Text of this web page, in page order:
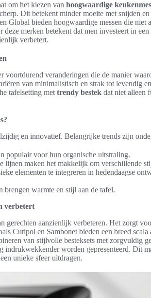
om het kiezen van hoogwaardige
Dit betekent minder moeite met snijden
Global bieden hoogwaardige messen die niet
merken betekent dat men investeert in
verbetert.
voortdurend veranderingen die de manier
van minimalistisch en strak tot levendig
tafelsetting met trendy bestek dat niet alleen
en innovatief. Belangrijke trends zijn
populair voor hun organische uitstraling.
lijnen maken het makkelijk om verschillende
elementen te integreren in hedendaagse
brengen warmte en stijl aan de tafel.
verbetert
gerechten aanzienlijk verbeteren. Het zorgt
Cutipol en Sambonet bieden een breed scala
van stijlvolle besteksets met zorgvuldig
indrukwekkender worden gepresenteerd. Dit
unieke sfeer uitdragen.